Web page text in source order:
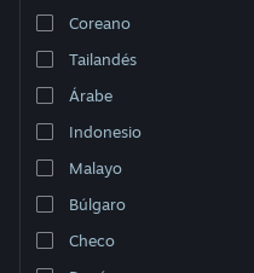
Descargar Steam Mobile
Ver versión clásica
Coreano
Tailandés
Árabe
Indonesio
Malayo
Búlgaro
Checo